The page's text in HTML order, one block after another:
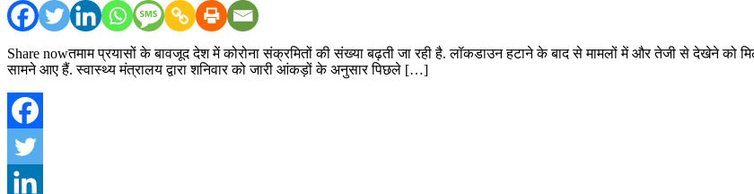
Share nowतमाम प्रयासों के बावजूद देश में कोरोना संक्रमितों की संख्या बढ़ती जा रही है. लॉकडाउन हटाने के बाद से मामलों में और तेजी से देखेने को
सामने आए हैं. स्वास्थ्य मंत्रालय द्वारा शनिवार को जारी आंकड़ों के अनुसार पिछले […]